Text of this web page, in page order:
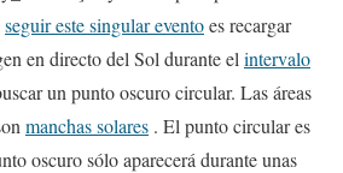
seguir este singular eventoes recargar
en directo del Sol durante el intervalo
un punto oscuro circular. Las áreas
manchas solares . El punto circular es
oscuro sólo aparecerá durante unas